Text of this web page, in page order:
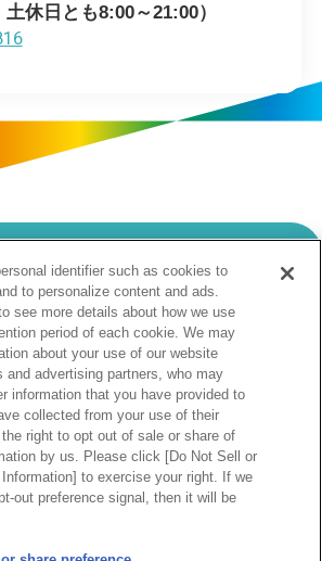
休日とも8:00～21:00）
あたって
ついて
Cookie設定について
利用規約
ティへの取組み
関係会社
合せ
阪急阪神ホールディングス株式会社
identifier such as cookies to
to personalize content and ads.
see more details about how we use
period of each cookie. We may
about your use of our website
and advertising partners, who may
information that you have provided to
collected from your use of their
right to opt out of sale or share of
by us. Please click [Do Not Sell or
to exercise your right. If we
out preference signal, then it will be